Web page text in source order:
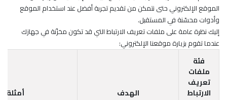
الموقع الإلكتروني حتى نتمكن من تقديم تجربة أفضل عند استخدام الموقع
وأدوات محسّنة في المستقبل.
إليك نظرة عامة على ملفات تعريف الارتباط التي قد تكون مخزّنة في جهازك
عندما تقوم بزيارة موقعنا الإلكتروني:
فئة
ملفات
تعريف
الارتباط
الهدف أمثلة